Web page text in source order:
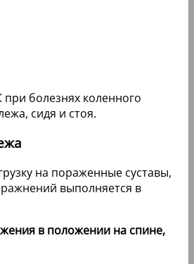
болезнях коленного
сидя и стоя.
на пораженные суставы,
выполняется в
в положении на спине,